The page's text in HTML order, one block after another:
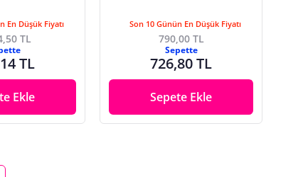
En Düşük Fiyatı
TL
TL
Ekle
Son 10 Günün En Düşük Fiyatı
790,00 TL
Sepette
726,80 TL
Sepete Ekle